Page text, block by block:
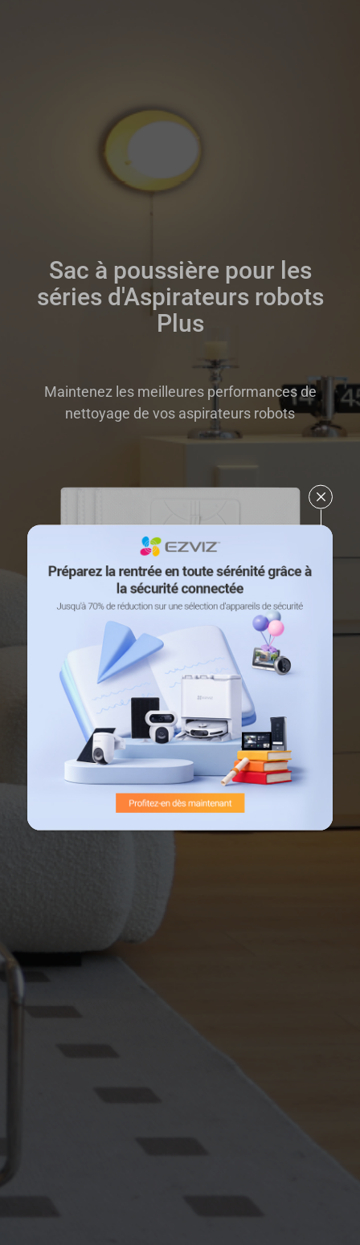
Sac à poussière pour les
séries d'Aspirateurs robots
Plus
Maintenez les meilleures performances de
nettoyage de vos aspirateurs robots